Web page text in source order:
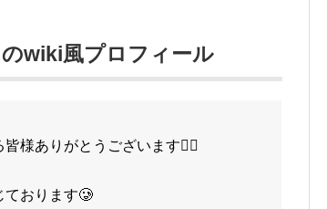
のwiki風プロフィール
様ありがとうございます🙇‍♀️
ております🥲